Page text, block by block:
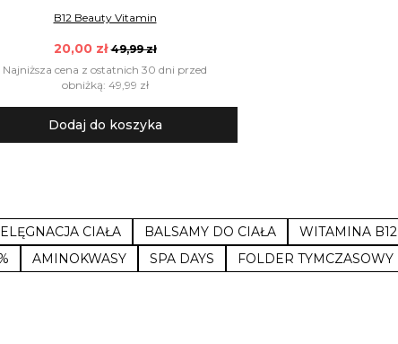
B12 Beauty Vitamin
20,00 zł 49,99 zł
Najniższa cena z ostatnich 30 dni przed
obniżką: 49,99 zł
Dodaj do koszyka
CIAŁA BALSAMY DO CIAŁA WITAMINA B12
AMINOKWASY SPA DAYS FOLDER TYMCZASOWY